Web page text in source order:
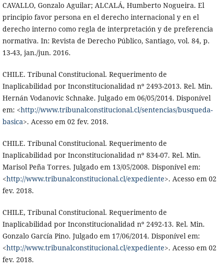
CAVALLO, Gonzalo Aguilar; ALCALÁ, Humberto Nogueira. El
principio favor persona en el derecho internacional y en el
derecho interno como regla de interpretación y de preferencia
normativa. In: Revista de Derecho Público, Santiago, vol. 84, p.
13-43, jan./jun. 2016.
CHILE. Tribunal Constitucional. Requerimento de
Inaplicabilidad por Inconstitucionalidad nº 2493-2013. Rel. Min.
Hernán Vodanovic Schnake. Julgado em 06/05/2014. Disponível
em: <http://www.tribunalconstitucional.cl/sentencias/busqueda-
basica>. Acesso em 02 fev. 2018.
CHILE. Tribunal Constitucional. Requerimento de
Inaplicabilidad por Inconstitucionalidad nº 834-07. Rel. Min.
Marisol Peña Torres. Julgado em 13/05/2008. Disponível em:
<http://www.tribunalconstitucional.cl/expediente>. Acesso em 02
fev. 2018.
CHILE, Tribunal Constitucional. Requerimento de
Inaplicabilidad por Inconstitucionalidad nº 2492-13. Rel. Min.
Gonzalo García Pino. Julgado em 17/06/2014. Disponível em:
<http://www.tribunalconstitucional.cl/expediente>. Acesso em 02
fev. 2018.